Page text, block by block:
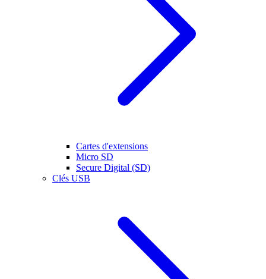
Cartes d'extensions
Micro SD
Secure Digital (SD)
Clés USB